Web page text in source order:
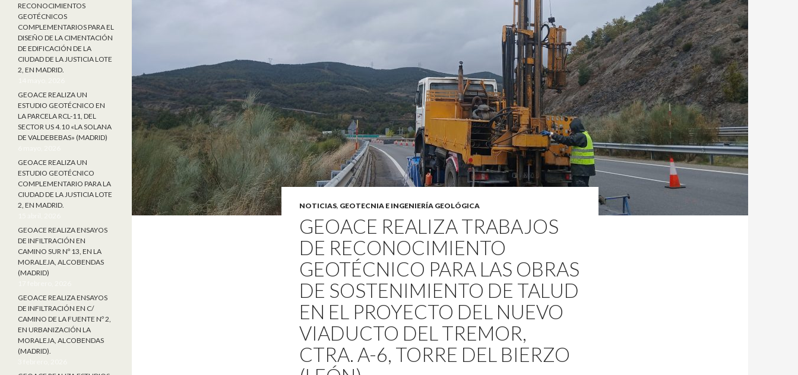
NOTICIAS, GEOTECNIA E INGENIERÍA GEOLÓGICA
GEOACE REALIZA TRABAJOS
DE RECONOCIMIENTO
GEOTÉCNICO PARA LAS OBRAS
DE SOSTENIMIENTO DE TALUD
EN EL PROYECTO DEL NUEVO
VIADUCTO DEL TREMOR,
CTRA. A-6, TORRE DEL BIERZO
RECONOCIMIENTOS
GEOTÉCNICOS
COMPLEMENTARIOS PARA EL
DISEÑO DE LA CIMENTACIÓN
DE EDIFICACIÓN DE LA
CIUDAD DE LA JUSTICIA LOTE
2, EN MADRID.
GEOACE REALIZA UN
ESTUDIO GEOTÉCNICO EN
LA PARCELA RCL-11, DEL
SECTOR US 4.10 «LA SOLANA
DE VALDEBEBAS» (MADRID)
GEOACE REALIZA UN
ESTUDIO GEOTÉCNICO
COMPLEMENTARIO PARA LA
CIUDAD DE LA JUSTICIA LOTE
2, EN MADRID.
GEOACE REALIZA ENSAYOS
DE INFILTRACIÓN EN
CAMINO SUR Nº 13, EN LA
MORALEJA, ALCOBENDAS
(MADRID)
GEOACE REALIZA ENSAYOS
DE INFILTRACIÓN EN C/
CAMINO DE LA FUENTE Nº 2,
EN URBANIZACIÓN LA
MORALEJA, ALCOBENDAS
(MADRID).